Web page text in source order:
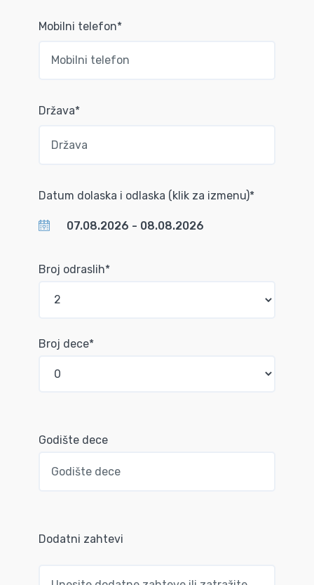
Mobilni telefon*
Država*
Datum dolaska i odlaska (klik za izmenu)*
Broj odraslih*
Broj dece*
Godište dece
Dodatni zahtevi